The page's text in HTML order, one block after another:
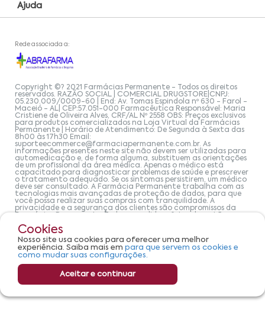
Cookies
Nosso site usa cookies para oferecer uma melhor
experiência. Saiba mais em para que servem os cookies e
como mudar suas configurações.
Aceitar e continuar
Ajuda
Rede associada a:
Copyright ©? 2021 Farmácias Permanente - Todos os direitos
reservados. RAZÃO SOCIAL | COMERCIAL DRUGSTORE|CNPJ:
05.230.009/0009-60 | End: Av. Tomas Espindola nº 630 - Farol -
Maceió - AL| CEP:57.051-000 Farmacêutica Responsável: Maria
Cristiene de Oliveira Alves, CRF/AL Nº 2558 OBS: Preços exclusivos
para produtos comercializados na Loja Virtual da Farmácias
Permanente | Horário de Atendimento: De Segunda à Sexta das
8h00 às 17h30 Email:
suporteecommerce@farmaciapermanente.com.br. As
informações presentes neste site não devem ser utilizadas para
automedicação e, de forma alguma, substituem as orientações
de um profissional da área médica. Apenas o médico está
capacitado para diagnosticar problemas de saúde e prescrever
o tratamento adequado. Se os sintomas persistirem, um médico
deve ser consultado. A Farmácia Permanente trabalha com as
tecnologias mais avançadas de proteção de dados, para que
você possa realizar suas compras com tranquilidade. A
privacidade e a segurança dos clientes são compromissos da
estoque.